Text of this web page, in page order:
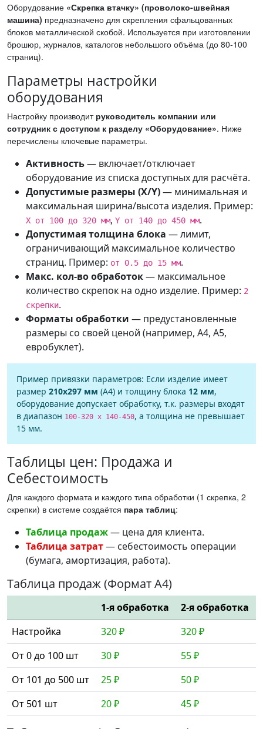
Оборудование «Скрепка втачку» (проволоко-швейная
машина) предназначено для скрепления сфальцованных
блоков металлической скобой. Используется при изготовлении
брошюр, журналов, каталогов небольшого объёма (до 80-100
страниц).
Параметры настройки
оборудования
Настройку производит руководитель компании или
сотрудник с доступом к разделу «Оборудование». Ниже
перечислены ключевые параметры.
Активность— включает/отключает
оборудование из списка доступных для расчёта.
Допустимые размеры (X/Y)— минимальная и
максимальная ширина/высота изделия. Пример:
X от 100 до 320 мм, Y от 140 до 450 мм.
Допустимая толщина блока — лимит,
ограничивающий максимальное количество
страниц. Пример: от 0.5 до 15 мм.
Макс. кол-во обработок— максимальное
количество скрепок на одно изделие. Пример: 2
скрепки.
Форматы обработки — предустановленные
размеры со своей ценой (например, А4, А5,
евробуклет).
Пример привязки параметров: Если изделие имеет
размер 210x297 мм (А4) и толщину блока 12 мм,
оборудование допускает обработку, т.к. размеры входят
в диапазон 100-320 x 140-450, а толщина не превышает
15 мм.
Таблицы цен: Продажа и
Себестоимость
Для каждого формата и каждого типа обработки (1 скрепка, 2
скрепки) в системе создаётся пара таблиц:
Таблица продаж— цена для клиента.
Таблица затрат— себестоимость операции
(бумага, амортизация, работа).
Таблица продаж (Формат А4)
1-я обработка
2-я обработка
Настройка
320 ₽
320 ₽
От 0 до 100 шт
30 ₽
55 ₽
От 101 до 500 шт
25 ₽
50 ₽
От 501 шт
20 ₽ 45 ₽